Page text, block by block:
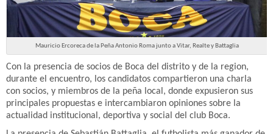
Mauricio Ercoreca de la Peña Antonio Roma junto a Vitar, Realte y Battaglia
Con la presencia de socios de Boca del distrito y de la region,
durante el encuentro, los candidatos compartieron una charla
con socios, y miembros de la peña local, donde expusieron sus
principales propuestas e intercambiaron opiniones sobre la
actualidad institucional, deportiva y social del club Boca.